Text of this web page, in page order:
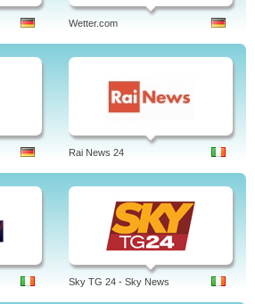
Wetter.com
Rai News 24
Sky TG 24 - Sky News